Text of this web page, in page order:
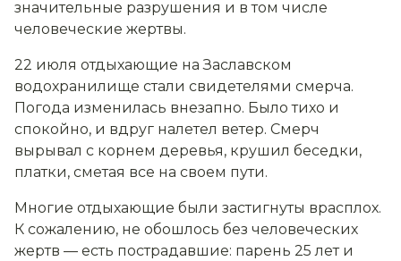
значительные разрушения и в том числе
человеческие жертвы.
22 июля отдыхающие на Заславском
водохранилище стали свидетелями смерча.
Погода изменилась внезапно. Было тихо и
спокойно, и вдруг налетел ветер. Смерч
вырывал с корнем деревья, крушил беседки,
платки, сметая все на своем пути.
Многие отдыхающие были застигнуты врасплох.
К сожалению, не обошлось без человеческих
жертв — есть пострадавшие: парень 25 лет и